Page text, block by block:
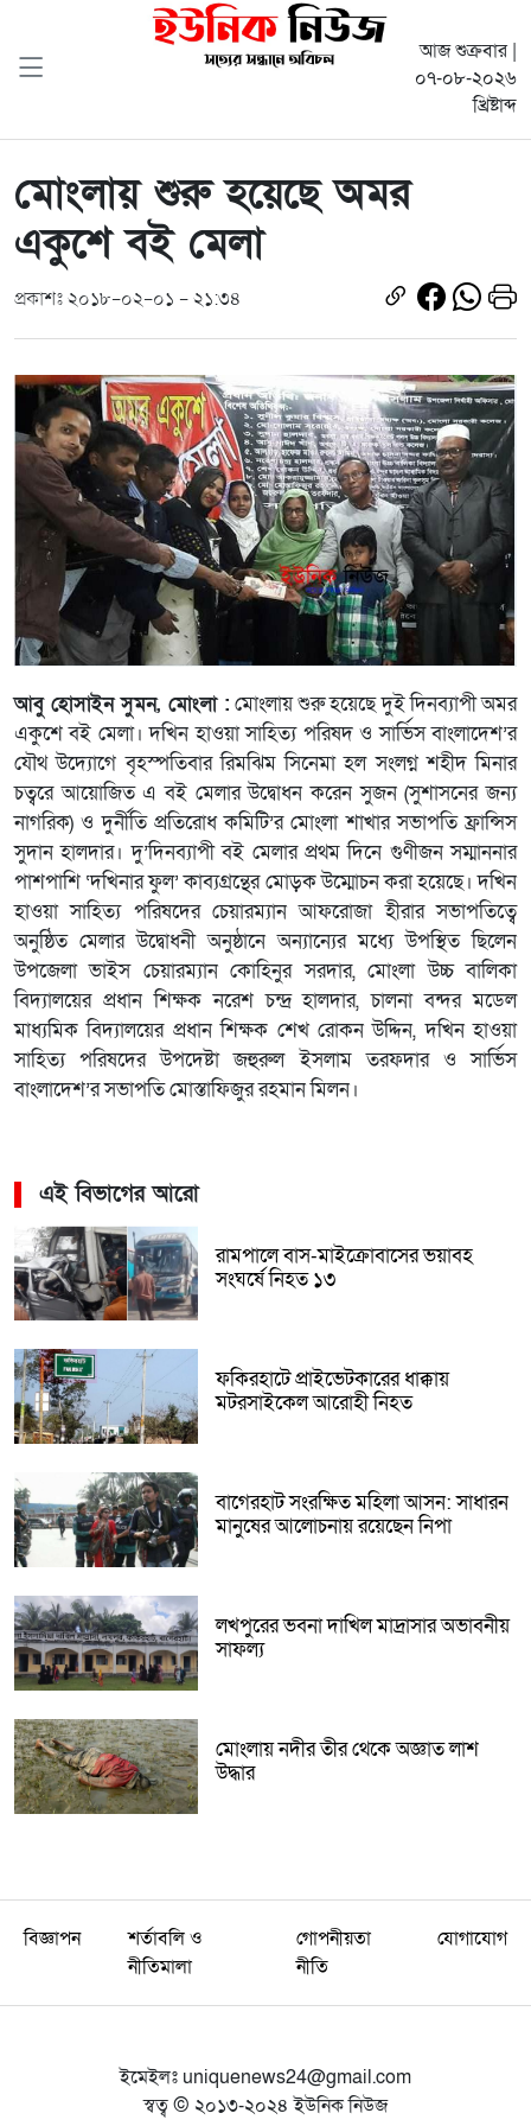
আজ শুক্রবার |
০৭-০৮-২০২৬
খ্রিষ্টাব্দ
মোংলায় শুরু হয়েছে অমর
একুশে বই মেলা
প্রকাশঃ ২০১৮-০২-০১ - ২১:৩৪
আবু হোসাইন সুমন, মোংলা : মোংলায় শুরু হয়েছে দুই দিনব্যাপী অমর
একুশে বই মেলা। দখিন হাওয়া সাহিত্য পরিষদ ও সার্ভিস বাংলাদেশ’র
যৌথ উদ্যোগে বৃহস্পতিবার রিমঝিম সিনেমা হল সংলগ্ন শহীদ মিনার
চত্বরে আয়োজিত এ বই মেলার উদ্বোধন করেন সুজন (সুশাসনের জন্য
নাগরিক) ও দুর্নীতি প্রতিরোধ কমিটি’র মোংলা শাখার সভাপতি ফ্রান্সিস
সুদান হালদার। দু’দিনব্যাপী বই মেলার প্রথম দিনে গুণীজন সম্মাননার
পাশপাশি ‘দখিনার ফুল’ কাব্যগ্রন্থের মোড়ক উম্মোচন করা হয়েছে। দখিন
হাওয়া সাহিত্য পরিষদের চেয়ারম্যান আফরোজা হীরার সভাপতিত্বে
অনুষ্ঠিত মেলার উদ্বোধনী অনুষ্ঠানে অন্যান্যের মধ্যে উপস্থিত ছিলেন
উপজেলা ভাইস চেয়ারম্যান কোহিনুর সরদার, মোংলা উচ্চ বালিকা
বিদ্যালয়ের প্রধান শিক্ষক নরেশ চন্দ্র হালদার, চালনা বন্দর মডেল
মাধ্যমিক বিদ্যালয়ের প্রধান শিক্ষক শেখ রোকন উদ্দিন, দখিন হাওয়া
সাহিত্য পরিষদের উপদেষ্টা জহুরুল ইসলাম তরফদার ও সার্ভিস
বাংলাদেশ’র সভাপতি মোস্তাফিজুর রহমান মিলন।
এই বিভাগের আরো
রামপালে বাস-মাইক্রোবাসের ভয়াবহ
সংঘর্ষে নিহত ১৩
ফকিরহাটে প্রাইভেটকারের ধাক্কায়
মটরসাইকেল আরোহী নিহত
বাগেরহাট সংরক্ষিত মহিলা আসন: সাধারন
মানুষের আলোচনায় রয়েছেন নিপা
লখপুরের ভবনা দাখিল মাদ্রাসার অভাবনীয়
সাফল্য
মোংলায় নদীর তীর থেকে অজ্ঞাত লাশ
উদ্ধার
বিজ্ঞাপন
শর্তাবলি ও
নীতিমালা
গোপনীয়তা
নীতি
যোগাযোগ
ইমেইলঃ uniquenews24@gmail.com
স্বত্ব © ২০১৩-২০২৪ ইউনিক নিউজ